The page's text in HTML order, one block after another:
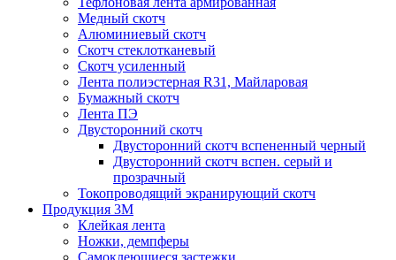
Медный скотч
Алюминиевый скотч
Скотч стеклотканевый
Скотч усиленный
Лента полиэстерная R31, Майларовая
Бумажный скотч
Лента ПЭ
Двусторонний скотч
Двусторонний скотч вспененный черный
Двусторонний скотч вспен. серый и
прозрачный
Токопроводящий экранирующий скотч
Продукция 3M
Клейкая лента
Ножки, демпферы
Самоклеющиеся застежки